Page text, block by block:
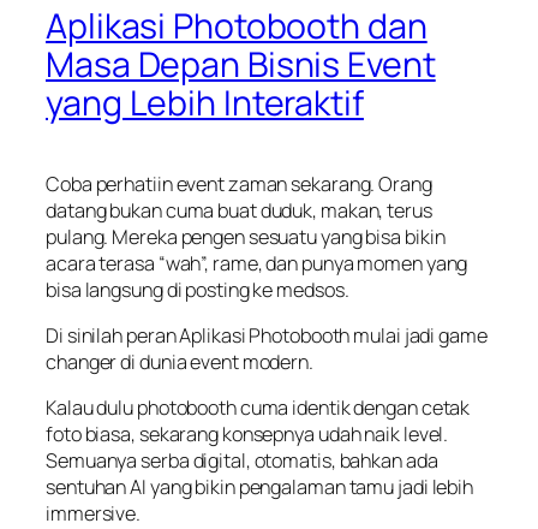
Aplikasi Photobooth dan
Masa Depan Bisnis Event
yang Lebih Interaktif
Coba perhatiin event zaman sekarang. Orang
datang bukan cuma buat duduk, makan, terus
pulang. Mereka pengen sesuatu yang bisa bikin
acara terasa “wah”, rame, dan punya momen yang
bisa langsung di posting ke medsos.
Di sinilah peran Aplikasi Photobooth mulai jadi game
changer di dunia event modern.
Kalau dulu photobooth cuma identik dengan cetak
foto biasa, sekarang konsepnya udah naik level.
Semuanya serba digital, otomatis, bahkan ada
sentuhan AI yang bikin pengalaman tamu jadi lebih
immersive.